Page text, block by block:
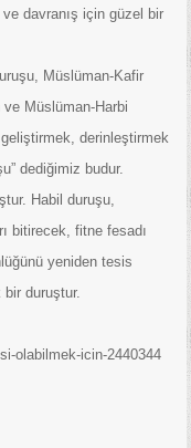
davranış için güzel bir
Müslüman-Kafir
Müslüman-Harbi
derinleştirmek
dediğimiz budur.
Habil duruşu,
bitirecek, fitne fesadı
yeniden tesis
duruştur.
olabilmek-icin-2440344